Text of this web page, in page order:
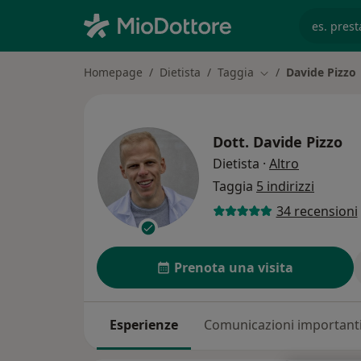
Homepage Dietista Taggia Cambia città
Davide Pizzo
Dott. Davide Pizzo
Dietista · Altro
Taggia 5 indirizzi
34 recensioni
Prenota una visita
Esperienze Comunicazioni importanti